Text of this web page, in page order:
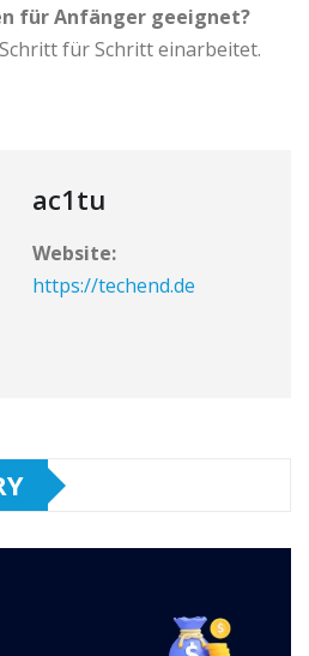
für Anfänger geeignet?
für Schritt einarbeitet.
ac1tu
Website:
https://techend.de